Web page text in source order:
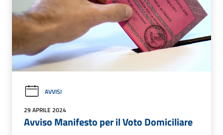
AVVISI
29 APRILE 2024
Avviso Manifesto per il Voto Domiciliare